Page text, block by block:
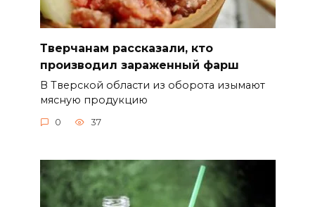
Тверчанам рассказали, кто
производил зараженный фарш
В Тверской области из оборота изымают
мясную продукцию
0 37